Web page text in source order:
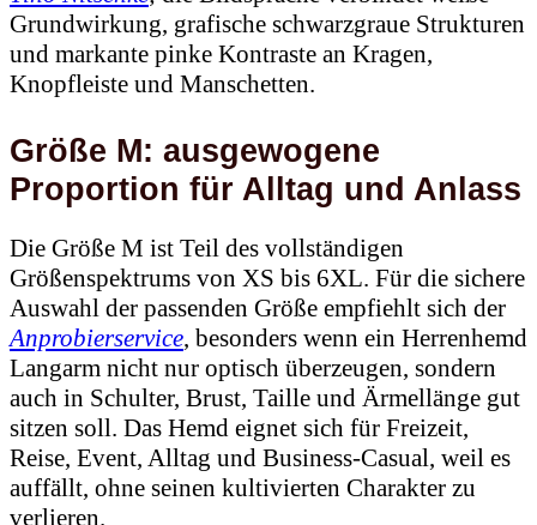
und markante pinke Kontraste an Kragen,
Knopfleiste und Manschetten.
Größe M: ausgewogene
Proportion für Alltag und Anlass
Größenspektrums von XS bis 6XL. Für die sichere
Auswahl der passenden Größe empfiehlt sich der
Anprobierservice, besonders wenn ein Herrenhemd
Langarm nicht nur optisch überzeugen, sondern
auch in Schulter, Brust, Taille und Ärmellänge gut
sitzen soll. Das Hemd eignet sich für Freizeit,
Reise, Event, Alltag und Business-Casual, weil es
auffällt, ohne seinen kultivierten Charakter zu
verlieren.